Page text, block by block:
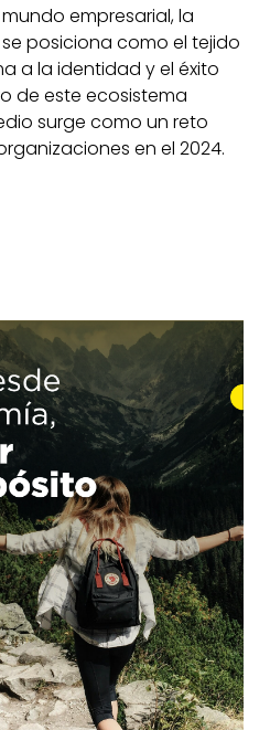
empresarial, la
posiciona como el tejido
a la identidad y el éxito
de este ecosistema
surge como un reto
en el 2024.